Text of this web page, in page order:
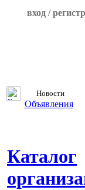
вход /
Новости
Объявления
Каталог